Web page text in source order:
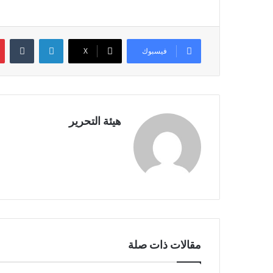
فيسبوك X
لينكدإن
هيئة التحرير
مقالات ذات صلة